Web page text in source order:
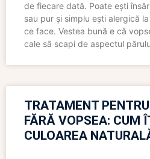
de fiecare dată. Poate ești
sau pur și simplu ești alergică
ce face. Vestea bună e că
cale să scapi de aspectul
TRATAMENT
FĂRĂ VOPSEA: CUM
CULOAREA